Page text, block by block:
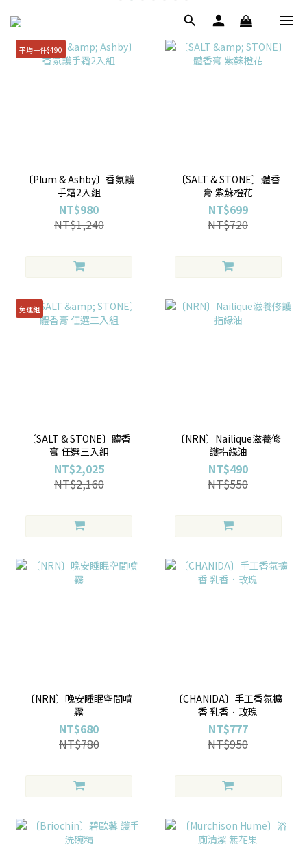
平均一件$490
〔Plum & Ashby〕香氛護
手霜2入組
NT$980
NT$1,240
〔SALT & STONE〕體香
膏 紫蘇橙花
NT$699
NT$720
免運組
〔SALT & STONE〕體香
膏 任選三入組
NT$2,025
NT$2,160
〔NRN〕Nailique滋養修
護指緣油
NT$490
NT$550
〔NRN〕晚安睡眠空間噴
霧
NT$680
NT$780
〔CHANIDA〕手工香氛擴
香 乳香．玫瑰
NT$777
NT$950